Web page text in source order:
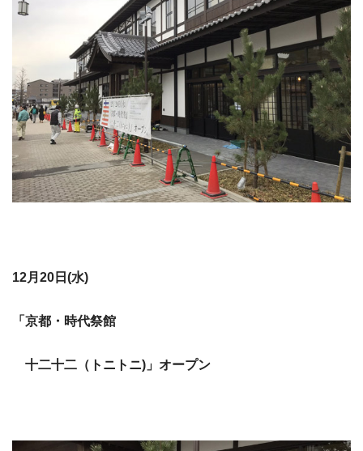
12月20日(水)
「京都・時代祭館
十二十二（トニトニ)」オープン